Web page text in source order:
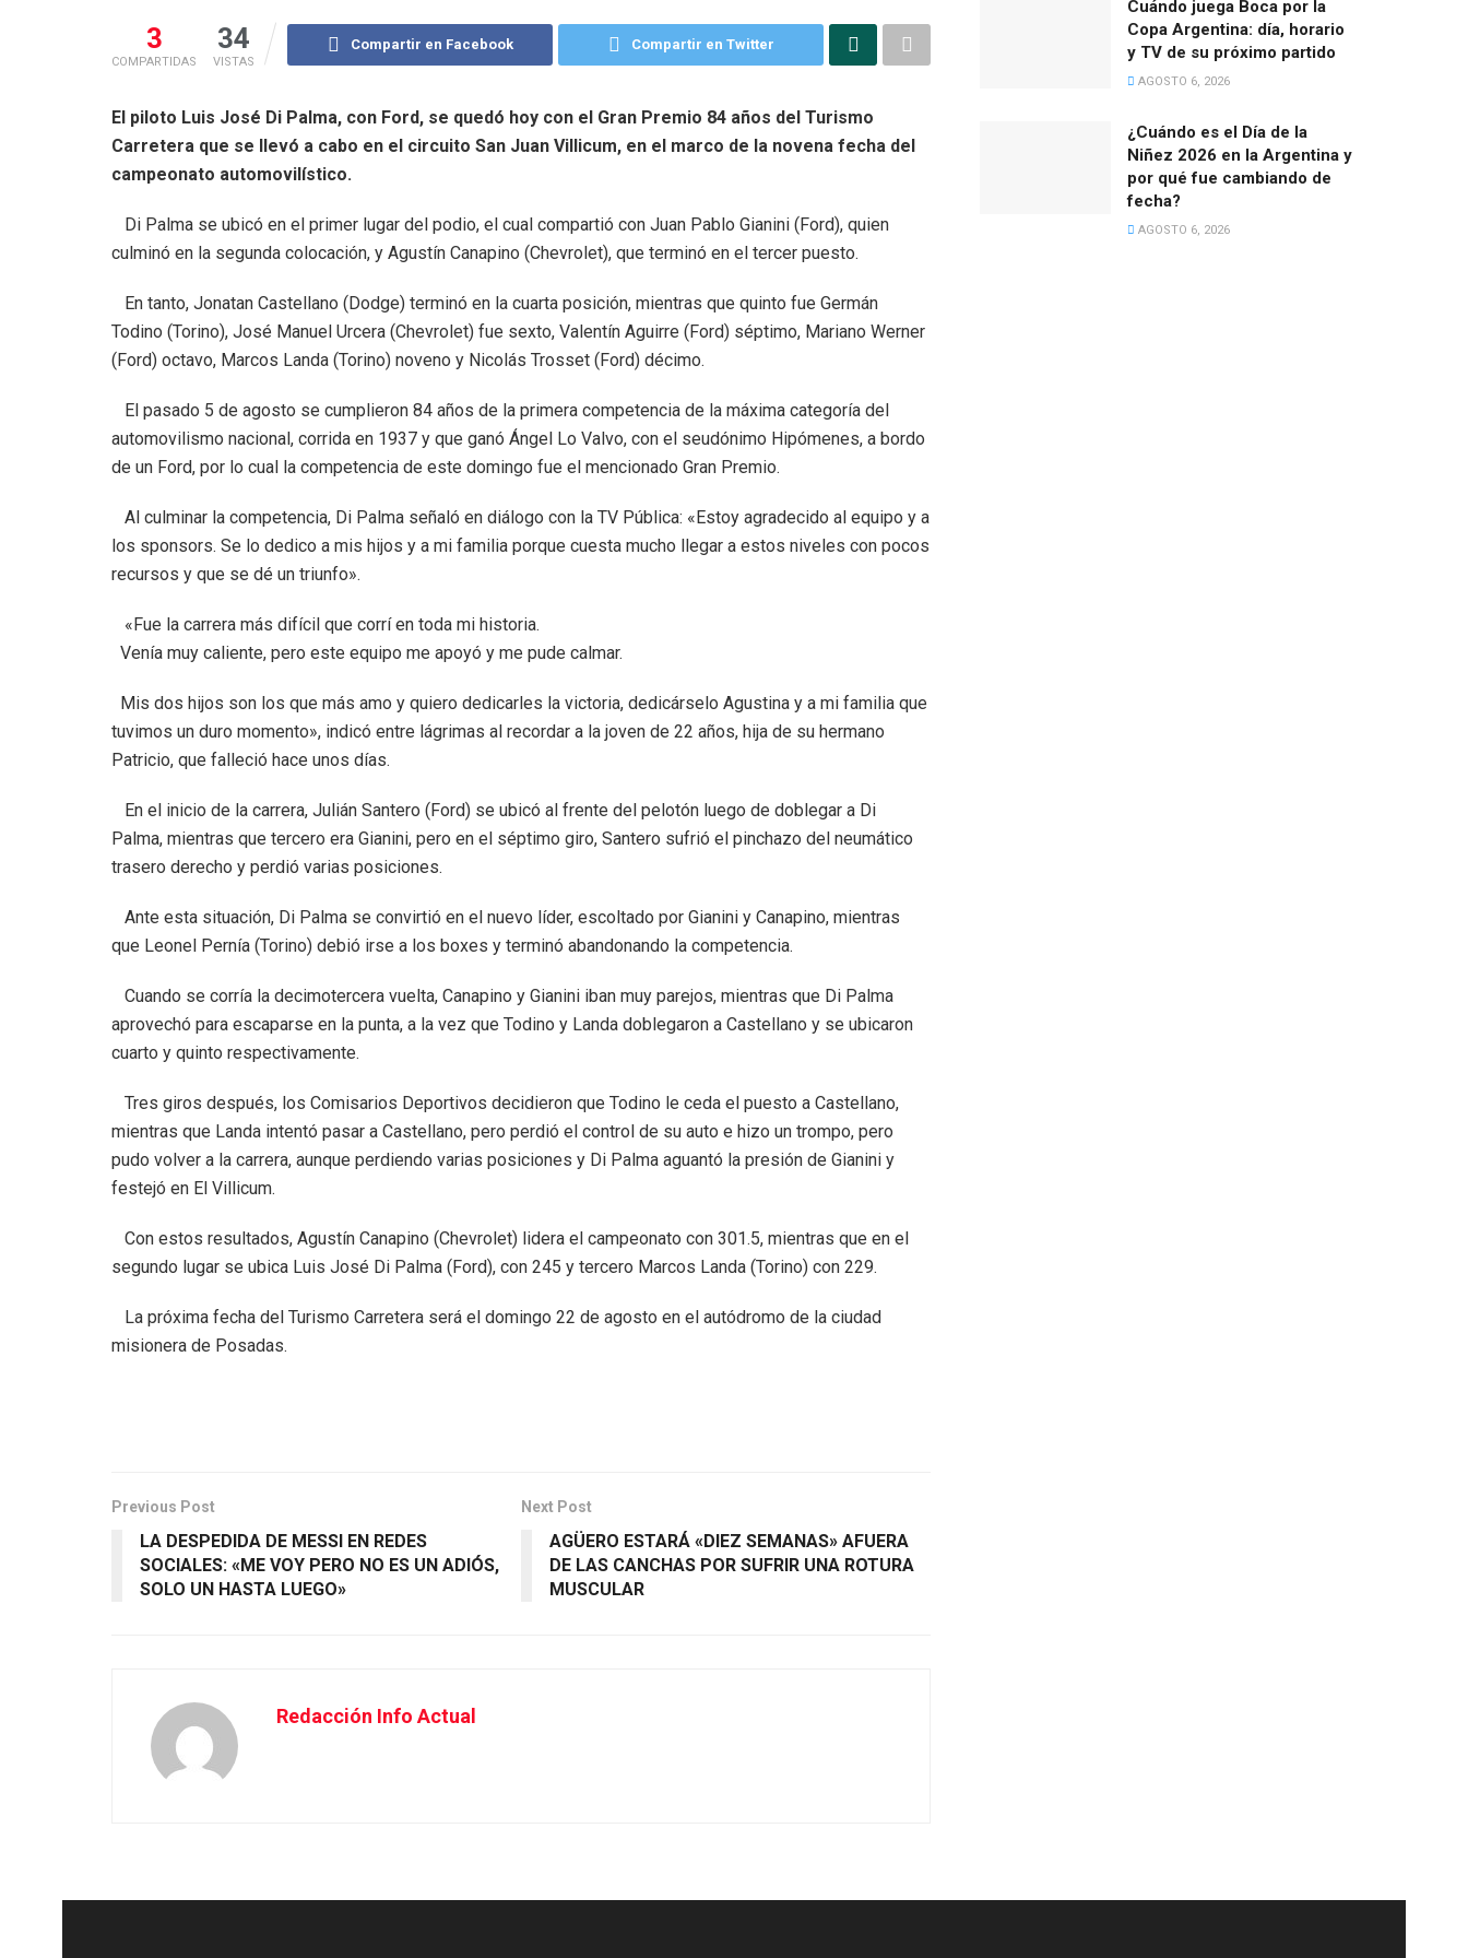
3
COMPARTIDAS
34
VISTAS
Compartir en Facebook Compartir en Twitter
El piloto Luis José Di Palma, con Ford, se quedó hoy con el Gran Premio 84 años del Turismo
Carretera que se llevó a cabo en el circuito San Juan Villicum, en el marco de la novena fecha del
campeonato automovilístico.
Di Palma se ubicó en el primer lugar del podio, el cual compartió con Juan Pablo Gianini (Ford), quien
culminó en la segunda colocación, y Agustín Canapino (Chevrolet), que terminó en el tercer puesto.
En tanto, Jonatan Castellano (Dodge) terminó en la cuarta posición, mientras que quinto fue Germán
Todino (Torino), José Manuel Urcera (Chevrolet) fue sexto, Valentín Aguirre (Ford) séptimo, Mariano Werner
(Ford) octavo, Marcos Landa (Torino) noveno y Nicolás Trosset (Ford) décimo.
El pasado 5 de agosto se cumplieron 84 años de la primera competencia de la máxima categoría del
automovilismo nacional, corrida en 1937 y que ganó Ángel Lo Valvo, con el seudónimo Hipómenes, a bordo
de un Ford, por lo cual la competencia de este domingo fue el mencionado Gran Premio.
Al culminar la competencia, Di Palma señaló en diálogo con la TV Pública: «Estoy agradecido al equipo y a
los sponsors. Se lo dedico a mis hijos y a mi familia porque cuesta mucho llegar a estos niveles con pocos
recursos y que se dé un triunfo».
«Fue la carrera más difícil que corrí en toda mi historia.
Venía muy caliente, pero este equipo me apoyó y me pude calmar.
Mis dos hijos son los que más amo y quiero dedicarles la victoria, dedicárselo Agustina y a mi familia que
tuvimos un duro momento», indicó entre lágrimas al recordar a la joven de 22 años, hija de su hermano
Patricio, que falleció hace unos días.
En el inicio de la carrera, Julián Santero (Ford) se ubicó al frente del pelotón luego de doblegar a Di
Palma, mientras que tercero era Gianini, pero en el séptimo giro, Santero sufrió el pinchazo del neumático
trasero derecho y perdió varias posiciones.
Ante esta situación, Di Palma se convirtió en el nuevo líder, escoltado por Gianini y Canapino, mientras
que Leonel Pernía (Torino) debió irse a los boxes y terminó abandonando la competencia.
Cuando se corría la decimotercera vuelta, Canapino y Gianini iban muy parejos, mientras que Di Palma
aprovechó para escaparse en la punta, a la vez que Todino y Landa doblegaron a Castellano y se ubicaron
cuarto y quinto respectivamente.
Tres giros después, los Comisarios Deportivos decidieron que Todino le ceda el puesto a Castellano,
mientras que Landa intentó pasar a Castellano, pero perdió el control de su auto e hizo un trompo, pero
pudo volver a la carrera, aunque perdiendo varias posiciones y Di Palma aguantó la presión de Gianini y
festejó en El Villicum.
Con estos resultados, Agustín Canapino (Chevrolet) lidera el campeonato con 301.5, mientras que en el
segundo lugar se ubica Luis José Di Palma (Ford), con 245 y tercero Marcos Landa (Torino) con 229.
La próxima fecha del Turismo Carretera será el domingo 22 de agosto en el autódromo de la ciudad
misionera de Posadas.
Previous Post
LA DESPEDIDA DE MESSI EN REDES
SOCIALES: «ME VOY PERO NO ES UN ADIÓS,
SOLO UN HASTA LUEGO»
Next Post
AGÜERO ESTARÁ «DIEZ SEMANAS» AFUERA
DE LAS CANCHAS POR SUFRIR UNA ROTURA
MUSCULAR
Redacción Info Actual
Cuándo juega Boca por la
Copa Argentina: día, horario
y TV de su próximo partido
AGOSTO 6, 2026
¿Cuándo es el Día de la
Niñez 2026 en la Argentina y
por qué fue cambiando de
fecha?
AGOSTO 6, 2026